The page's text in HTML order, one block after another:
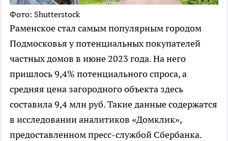
Фото: Shutterstock
Раменское стал самым популярным городом
Подмосковья у потенциальных покупателей
частных домов в июне 2023 года. На него
пришлось 9,4% потенциального спроса, а
средняя цена загородного объекта здесь
составила 9,4 млн руб. Такие данные содержатся
в исследовании аналитиков «Домклик»,
предоставленном пресс-службой Сбербанка.